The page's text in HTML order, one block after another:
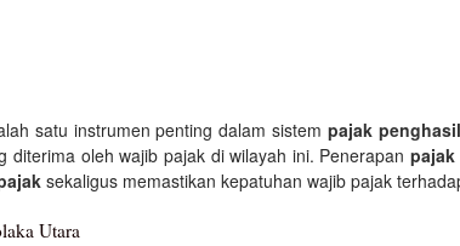
satu instrumen penting dalam sistempajak
diterima oleh wajib pajak di wilayah ini. Penerapanpajak
sekaligus memastikan kepatuhan wajib pajak
Utara